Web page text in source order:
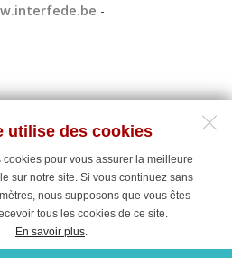
utilise des cookies
cookies pour vous assurer la meilleure
sur notre site. Si vous continuez sans
nous supposons que vous êtes
tous les cookies de ce site.
En savoir plus.
-
données personnelles